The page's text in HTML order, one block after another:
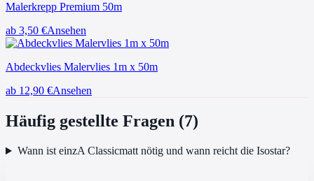
Malerkrepp Premium 50m
ab 3,50 €Ansehen
Abdeckvlies Malervlies 1m x 50m
ab 12,90 €Ansehen
Häufig gestellte Fragen (7)
Wann ist einzA Classicmatt nötig und wann reicht die Isostar?